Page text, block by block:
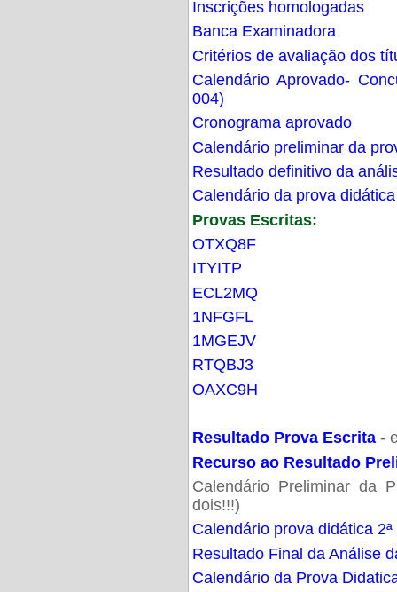
Inscrições homologadas
Banca Examinadora
Critérios de avaliação dos
Calendário Aprovado-
004)
Cronograma aprovado
Calendário preliminar da
Resultado definitivo da
Calendário da prova didática
Provas Escritas:
OTXQ8F
ITYITP
ECL2MQ
1NFGFL
1MGEJV
RTQBJ3
OAXC9H
Resultado Prova Escrita -
Recurso ao Resultado
Calendário Preliminar da
dois!!!)
Calendário prova didática
Resultado Final da Análise
Calendário da Prova